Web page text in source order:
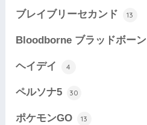
ブレイブリーセカンド 13
Bloodborne ブラッドボーン
ヘイデイ 4
ペルソナ5 30
ポケモンGO 13